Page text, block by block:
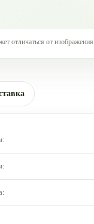
отличаться от